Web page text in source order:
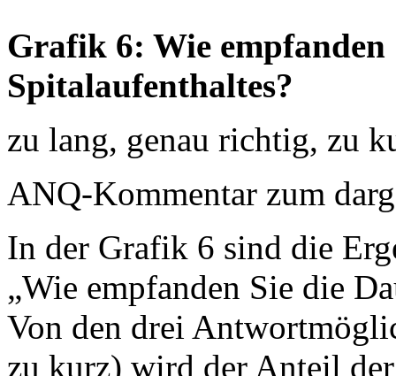
Grafik 6: Wie empfanden
Spitalaufenthaltes?
zu lang, genau richtig, zu
ANQ-Kommentar zum
In der Grafik 6 sind die
„Wie empfanden Sie die
Von den drei
zu kurz) wird der Anteil